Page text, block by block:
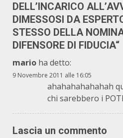
DELL’INCARICO
DIMESSOSI DA
STESSO DELLA
DIFENSORE DI FIDUCIA“
mario ha detto:
9 Novembre 2011 alle 16:05
ahahahahahahah
chi sarebbero i
Lascia un commento